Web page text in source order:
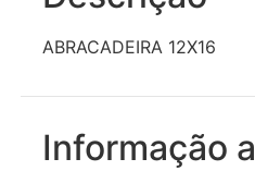
ABRACADEIRA 12X16
Informação